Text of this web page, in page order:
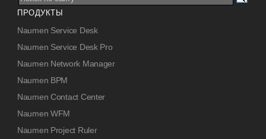
ПРОДУКТЫ
Naumen Service Desk
Naumen Service Desk Pro
Naumen Network Manager
Naumen BPM
Naumen Contact Center
Naumen WFM
Naumen Project Ruler